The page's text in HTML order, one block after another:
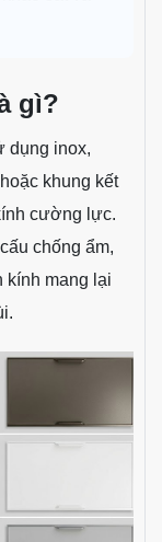
gì?
dụng inox,
khung kết
cường lực.
chống ẩm,
kính mang lại